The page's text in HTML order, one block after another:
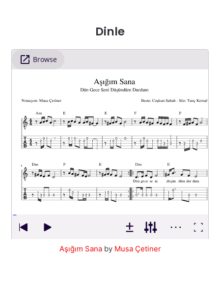
Dinle
Aşığım Sanaby Musa Çetiner